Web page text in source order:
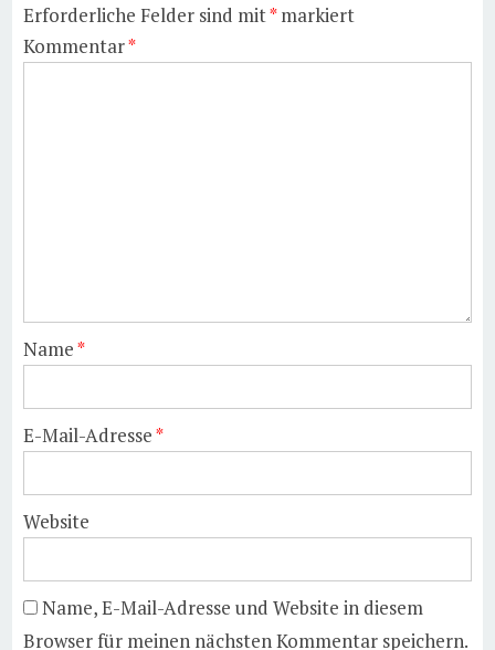
Erforderliche Felder sind mit*markiert
Kommentar*
Name*
E-Mail-Adresse*
Website
Name, E-Mail-Adresse und Website in diesem
Browser für meinen nächsten Kommentar speichern.